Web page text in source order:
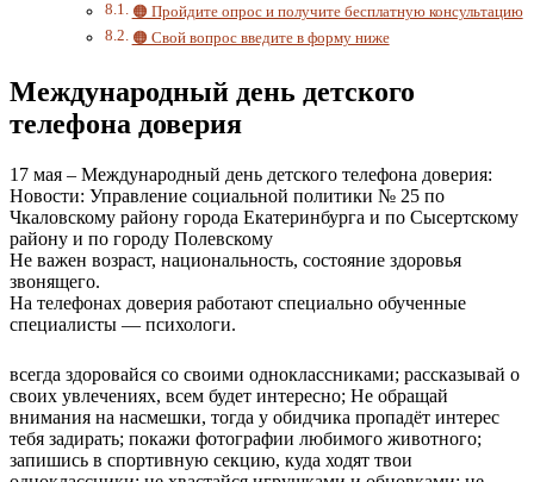
🟠 Пройдите опрос и получите бесплатную консультацию
🟠 Свой вопрос введите в форму ниже
Международный день детского
телефона доверия
17 мая – Международный день детского телефона доверия:
Новости: Управление социальной политики № 25 по
Чкаловскому району города Екатеринбурга и по Сысертскому
району и по городу Полевскому
Не важен возраст, национальность, состояние здоровья
звонящего.
На телефонах доверия работают специально обученные
специалисты — психологи.
всегда здоровайся со своими одноклассниками; рассказывай о
своих увлечениях, всем будет интересно; Не обращай
внимания на насмешки, тогда у обидчика пропадёт интерес
тебя задирать; покажи фотографии любимого животного;
запишись в спортивную секцию, куда ходят твои